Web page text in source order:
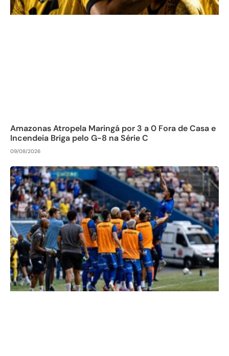
Amazonas Atropela Maringá por 3 a 0 Fora de Casa e
Incendeia Briga pelo G-8 na Série C
09/08/2026